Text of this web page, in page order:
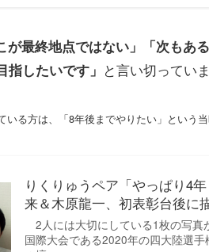
最終地点ではない」「次もあ
したいです」 と言い切っていま
いる方は、「8年後までやりたい」という
りくりゅうペア「やっぱり4
来＆木原龍一、初表彰台後に
2人には大切にしている1枚の写真
国際大会である2020年の四大陸選